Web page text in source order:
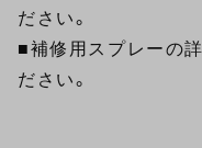
ださい。
■補修用スプレーの
ださい。